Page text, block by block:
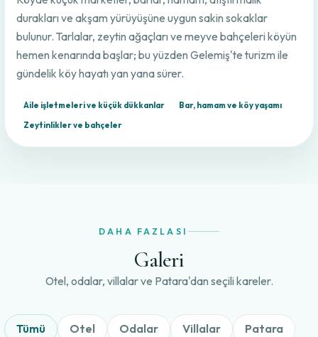
durakları ve akşam yürüyüşüne uygun sakin sokaklar
bulunur. Tarlalar, zeytin ağaçları ve meyve bahçeleri köyün
hemen kenarında başlar; bu yüzden Gelemiş'te turizm ile
gündelik köy hayatı yan yana sürer.
Aile işletmeleri ve küçük dükkanlar
Bar, hamam ve köy yaşamı
Zeytinlikler ve bahçeler
DAHA FAZLASI
Galeri
Otel, odalar, villalar ve Patara'dan seçili kareler.
Tümü Otel Odalar Villalar Patara